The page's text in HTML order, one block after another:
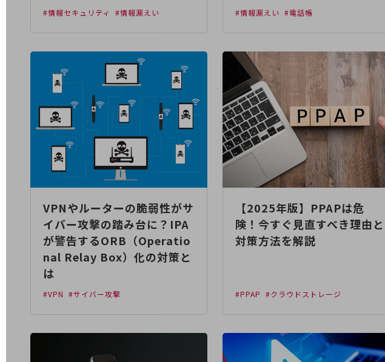
人材不足解消
医療・介護
キーワードで探す
モバイルTOP
法人向けスマホ・携帯に関する、
おすすめの機種、料金やサービスをご紹介
#情報セキュリティ #情報漏えい #情報漏えい #電話帳
VPNやルーターの脆弱性がサ
イバー攻撃の踏み台に？IPA
が警告するORB（Operatio
nal Relay Box）化の対策と
は
#VPN #サイバー攻撃
【2025年版】PPAPは危
険！今すぐ見直すべき理由と
対策方法を解説
#PPAP #クラウドストレージ